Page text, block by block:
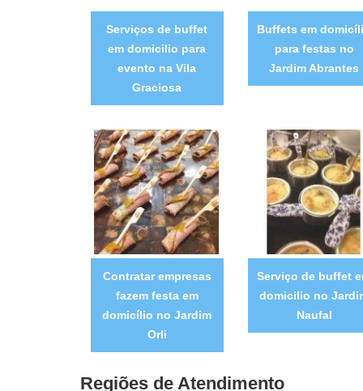
Serviços de buffet
em domicilio para
evento na Vila
Graciosa
Buffets em
para festas no
Jardim Abrantes
Contratar empresas
fazem festa em
domicílio no Jardim
Orli
Serviço de buffet
domicilio no
Naufal
Regiões de Atendimento